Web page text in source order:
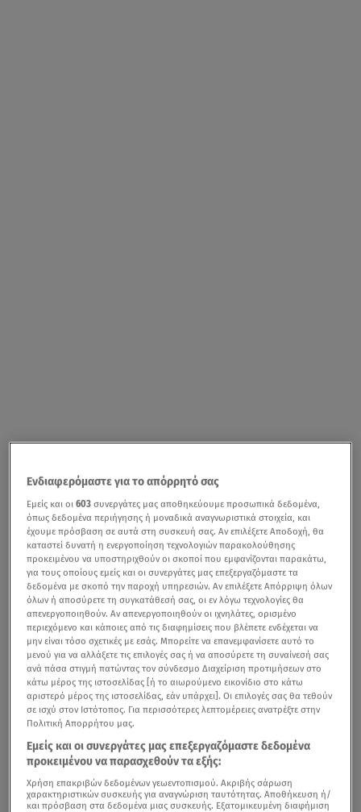
Σαράντα οκτώ χρόνια συμπληρώνονται σήμερα από την
τουρκική εισβολήστηνΚύπρο.
Τα μηνύματα του πολιτικού κόσμου για τα 48 χρόνια
από τον Αττίλα
Ενδιαφερόμαστε για το απόρρητό σας
Εμείς και οι603 συνεργάτες μας αποθηκεύουμε προσωπικά δεδομένα,
όπως δεδομένα περιήγησης ή μοναδικά αναγνωριστικά στοιχεία, και
έχουμε πρόσβαση σε αυτά στη συσκευή σας. Αν επιλέξετε Αποδοχή, θα
καταστεί δυνατή η ενεργοποίηση τεχνολογιών παρακολούθησης
προκειμένου να υποστηριχθούν οι σκοποί που εμφανίζονται παρακάτω,
για τους οποίους εμείς και οι συνεργάτες μας επεξεργαζόμαστε τα
δεδομένα με σκοπό την παροχή υπηρεσιών. Αν επιλέξετε Απόρριψη όλων
όλων ή αποσύρετε τη συγκατάθεσή σας, οι εν λόγω τεχνολογίες θα
απενεργοποιηθούν. Αν απενεργοποιηθούν οι ιχνηλάτες, ορισμένο
περιεχόμενο και κάποιες από τις διαφημίσεις που βλέπετε ενδέχεται να
μην είναι τόσο σχετικές με εσάς. Μπορείτε να επανεμφανίσετε αυτό το
μενού για να αλλάξετε τις επιλογές σας ή να αποσύρετε τη συναίνεσή σας
ανά πάσα στιγμή πατώντας τον σύνδεσμο Διαχείριση προτιμήσεων στο
κάτω μέρος της ιστοσελίδας [ή το αιωρούμενο εικονίδιο στο κάτω
αριστερό μέρος της ιστοσελίδας, εάν υπάρχει]. Οι επιλογές σας θα τεθούν
σε ισχύ στον Ιστότοπος. Για περισσότερες λεπτομέρειες ανατρέξτε στην
Πολιτική Απορρήτου μας.
Εμείς και οι συνεργάτες μας επεξεργαζόμαστε δεδομένα
προκειμένου να παρασχεθούν τα εξής:
Χρήση επακριβών δεδομένων γεωεντοπισμού. Ακριβής σάρωση
χαρακτηριστικών συσκευής για αναγνώριση ταυτότητας. Αποθήκευση ή/
και πρόσβαση στα δεδομένα μιας συσκευής. Εξατομικευμένη διαφήμιση